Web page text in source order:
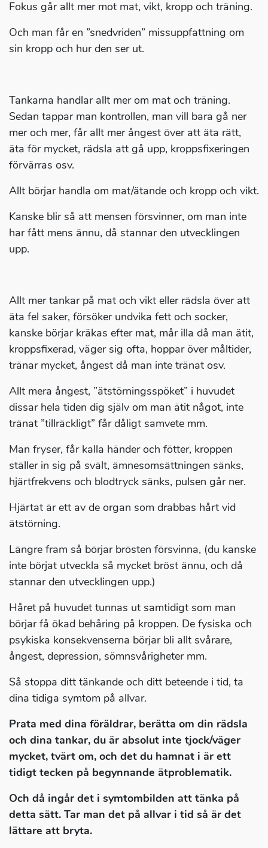
Fokus går allt mer mot mat, vikt, kropp och träning.
Och man får en ”snedvriden” missuppfattning om
sin kropp och hur den ser ut.
Tankarna handlar allt mer om mat och träning.
Sedan tappar man kontrollen, man vill bara gå ner
mer och mer, får allt mer ångest över att äta rätt,
äta för mycket, rädsla att gå upp, kroppsfixeringen
förvärras osv.
Allt börjar handla om mat/ätande och kropp och vikt.
Kanske blir så att mensen försvinner, om man inte
har fått mens ännu, då stannar den utvecklingen
upp.
Allt mer tankar på mat och vikt eller rädsla över att
äta fel saker, försöker undvika fett och socker,
kanske börjar kräkas efter mat, mår illa då man ätit,
kroppsfixerad, väger sig ofta, hoppar över måltider,
tränar mycket, ångest då man inte tränat osv.
Allt mera ångest, ”ätstörningsspöket” i huvudet
dissar hela tiden dig själv om man ätit något, inte
tränat ”tillräckligt” får dåligt samvete mm.
Man fryser, får kalla händer och fötter, kroppen
ställer in sig på svält, ämnesomsättningen sänks,
hjärtfrekvens och blodtryck sänks, pulsen går ner.
Hjärtat är ett av de organ som drabbas hårt vid
ätstörning.
Längre fram så börjar brösten försvinna, (du kanske
inte börjat utveckla så mycket bröst ännu, och då
stannar den utvecklingen upp.)
Håret på huvudet tunnas ut samtidigt som man
börjar få ökad behåring på kroppen. De fysiska och
psykiska konsekvenserna börjar bli allt svårare,
ångest, depression, sömnsvårigheter mm.
Så stoppa ditt tänkande och ditt beteende i tid, ta
dina tidiga symtom på allvar.
Prata med dina föräldrar, berätta om din rädsla
och dina tankar, du är absolut inte tjock/väger
mycket, tvärt om, och det du hamnat i är ett
tidigt tecken på begynnande ätproblematik.
Och då ingår det i symtombilden att tänka på
detta sätt. Tar man det på allvar i tid så är det
lättare att bryta.